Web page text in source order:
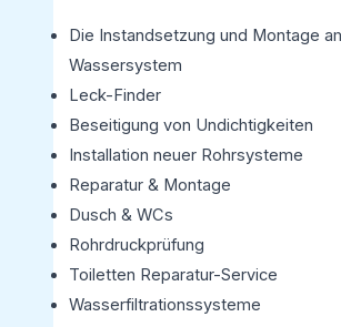
Die Instandsetzung und Montage
Wassersystem
Leck-Finder
Beseitigung von Undichtigkeiten
Installation neuer Rohrsysteme
Reparatur & Montage
Dusch & WCs
Rohrdruckprüfung
Toiletten Reparatur-Service
Wasserfiltrationssysteme